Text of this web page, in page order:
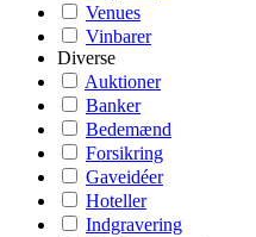
Venues
Vinbarer
Diverse
Auktioner
Banker
Bedemænd
Forsikring
Gaveidéer
Hoteller
Indgravering